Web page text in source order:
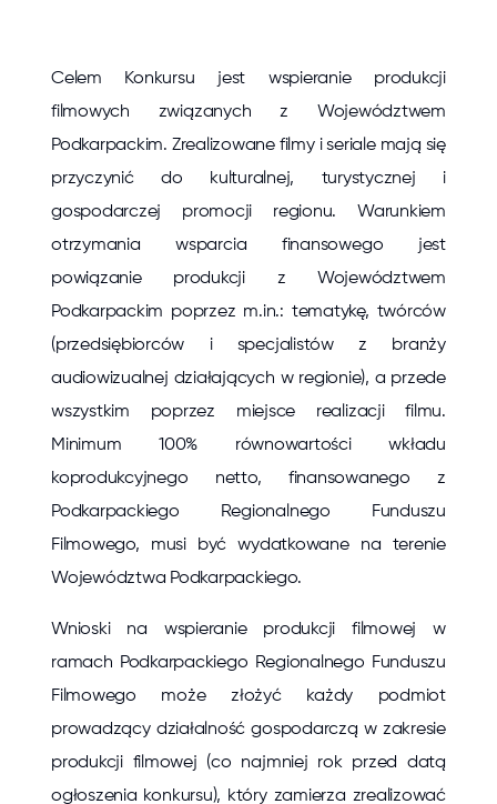
Celem Konkursu jest wspieranie produkcji
filmowych związanych z Województwem
Podkarpackim. Zrealizowane filmy i seriale mają się
przyczynić do kulturalnej, turystycznej i
gospodarczej promocji regionu. Warunkiem
otrzymania wsparcia finansowego jest
powiązanie produkcji z Województwem
Podkarpackim poprzez m.in.: tematykę, twórców
(przedsiębiorców i specjalistów z branży
audiowizualnej działających w regionie), a przede
wszystkim poprzez miejsce realizacji filmu.
Minimum 100% równowartości wkładu
koprodukcyjnego netto, finansowanego z
Podkarpackiego Regionalnego Funduszu
Filmowego, musi być wydatkowane na terenie
Województwa Podkarpackiego.
Wnioski na wspieranie produkcji filmowej w
ramach Podkarpackiego Regionalnego Funduszu
Filmowego może złożyć każdy podmiot
prowadzący działalność gospodarczą w zakresie
produkcji filmowej (co najmniej rok przed datą
ogłoszenia konkursu), który zamierza zrealizować